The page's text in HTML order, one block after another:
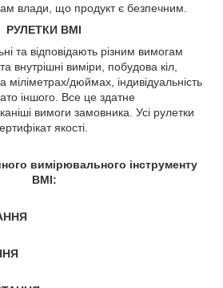
влади, що продукт є безпечним.
РУЛЕТКИ BMI
та відповідають різним вимогам
внутрішні виміри, побудова кіл,
міліметрах/дюймах, індивідуальність
іншого. Все це здатне
вимоги замовника. Усі рулетки
якості.
вимірювального інструменту
BMI: